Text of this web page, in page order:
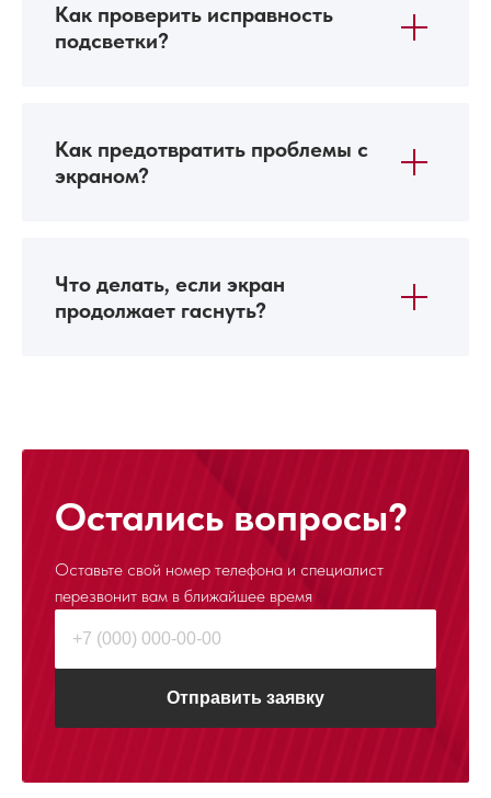
Как проверить исправность
подсветки?
Как предотвратить проблемы с
экраном?
Что делать, если экран
продолжает гаснуть?
Остались вопросы?
Оставьте свой номер телефона и специалист
перезвонит вам в ближайшее время
Отправить заявку